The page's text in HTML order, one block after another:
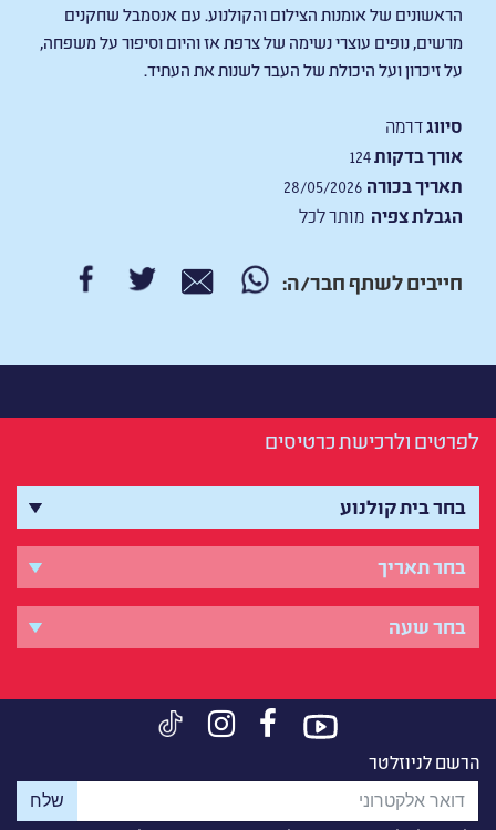
הראשונים של אומנות הצילום והקולנוע. עם אנסמבל שחקנים
מרשים, נופים עוצרי נשימה של צרפת אז והיום וסיפור על משפחה,
על זיכרון ועל היכולת של העבר לשנות את העתיד.
סיווגדרמה
אורך בדקות
תאריך בכורה
הגבלת צפיה מותר לכל
חייבים לשתף חבר/ה:
לפרטים ולרכישת כרטיסים
הרשם לניוזלטר